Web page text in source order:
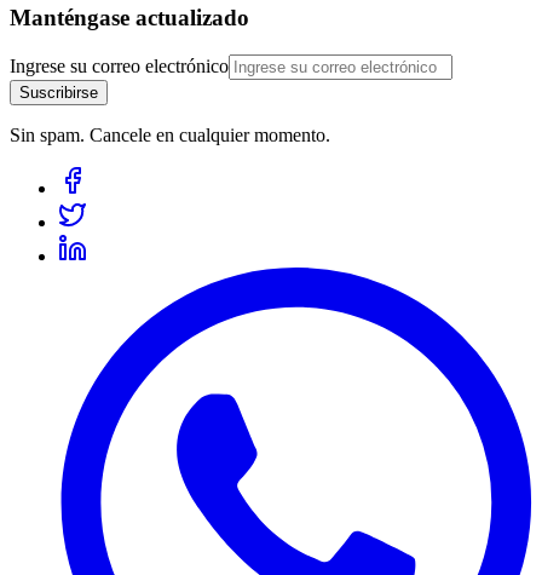
Manténgase actualizado
Ingrese su correo electrónico
Suscribirse
Sin spam. Cancele en cualquier momento.